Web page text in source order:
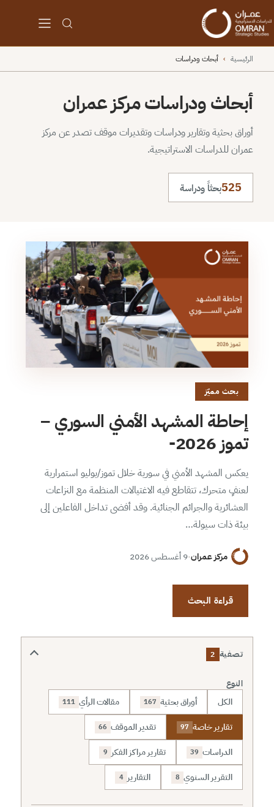
الرئيسية › أبحاث ودراسات
أبحاث ودراسات مركز عمران
أوراق بحثية وتقارير ودراسات وتقديرات موقف تصدر عن مركز
عمران للدراسات الاستراتيجية.
525بحثاً ودراسة
بحث مميّز
إحاطة المشهد الأمني السوري –
تموز 2026-
يعكس المشهد الأمني في سورية خلال تموز/يوليو استمرارية
لعنفٍ متحرك، تتقاطع فيه الاغتيالات المنظمة مع النزاعات
العشائرية والجرائم الجنائية. وقد أفضى تداخل الفاعلين إلى
بيئة ذات سيولة…
مركز عمران·9 أغسطس 2026
قراءة البحث
تصفية 2
النوع
الكل أوراق بحثية 167 مقالات الرأي 111
تقارير خاصة 97 تقدير الموقف 66
الدراسات 39 تقارير مراكز الفكر 9
التقرير السنوي 8 التقارير 4